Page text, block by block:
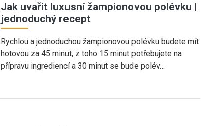
Jak uvařit luxusní žampionovou polévku |
jednoduchý recept
Rychlou a jednoduchou žampionovou polévku budete mít
hotovou za 45 minut, z toho 15 minut potřebujete na
přípravu ingrediencí a 30 minut se bude polév…